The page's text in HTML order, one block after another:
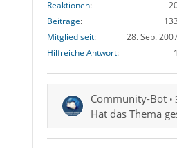
Reaktionen
Beiträge
133
Mitglied seit
28. Sep.
Hilfreiche Antwort
1
Community-Bot
Hat das Thema